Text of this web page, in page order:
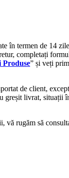
în termen de 14
completați
” și veți
de client,
greșit livrat, situații
vă rugăm să